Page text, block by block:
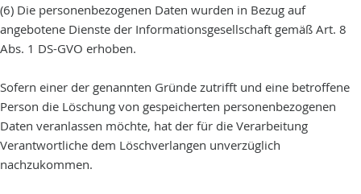
(6) Die personenbezogenen Daten wurden in Bezug auf
angebotene Dienste der Informationsgesellschaft gemäß Art. 8
Abs. 1 DS-GVO erhoben.
Sofern einer der genannten Gründe zutrifft und eine betroffene
Person die Löschung von gespeicherten personenbezogenen
Daten veranlassen möchte, hat der für die Verarbeitung
Verantwortliche dem Löschverlangen unverzüglich
nachzukommen.